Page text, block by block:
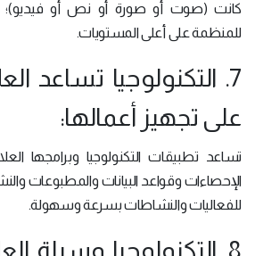
كانت (صوت أو صورة أو نص أو فيديو)؛
للمنظمة على أعلى المستويات.
7. التكنولوجيا تساعد
على تجهيز أعمالها:
تساعد تطبيقات التكنولوجيا وبرامجها
الإحصاءات وقواعد البيانات والمطبوعات
للفعاليات والنشاطات بسرعة وسهولة.
8. التكنولوجيا وسيلة